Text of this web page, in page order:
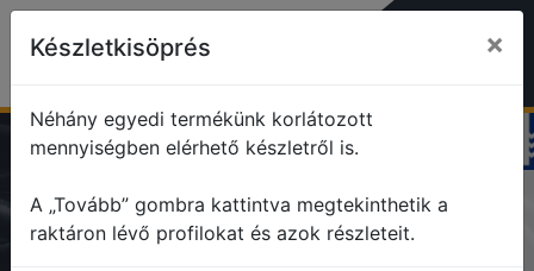
profile H alakú profilok EPDM gumiprofilok
Készletkisöprés ×
Néhány egyedi termékünk korlátozott
mennyiségben elérhető készletről is.
A „Tovább” gombra kattintva megtekinthetik a
raktáron lévő profilokat és azok részleteit.